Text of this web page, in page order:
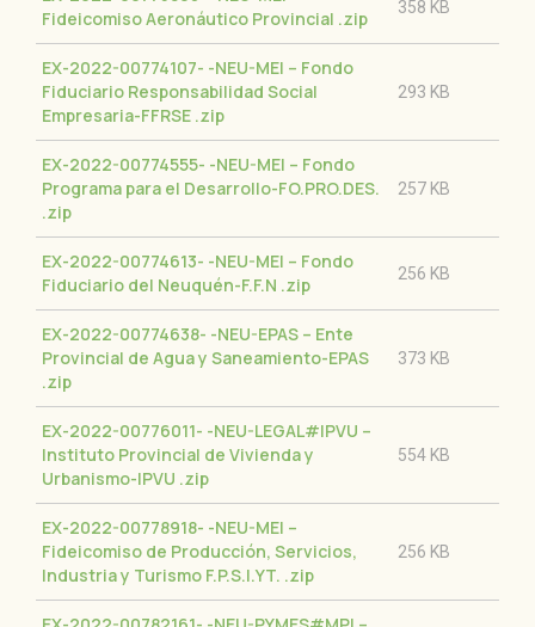
Fideicomiso Aeronáutico Provincial .zip 358 KB
EX-2022-00774107- -NEU-MEI – Fondo
Fiduciario Responsabilidad Social
Empresaria-FFRSE .zip
293 KB
EX-2022-00774555- -NEU-MEI – Fondo
Programa para el Desarrollo-FO.PRO.DES.
.zip
257 KB
EX-2022-00774613- -NEU-MEI – Fondo
Fiduciario del Neuquén-F.F.N .zip 256 KB
EX-2022-00774638- -NEU-EPAS – Ente
Provincial de Agua y Saneamiento-EPAS
.zip
373 KB
EX-2022-00776011- -NEU-LEGAL#IPVU –
Instituto Provincial de Vivienda y
Urbanismo-IPVU .zip
554 KB
EX-2022-00778918- -NEU-MEI –
Fideicomiso de Producción, Servicios,
Industria y Turismo F.P.S.I.YT. .zip
256 KB